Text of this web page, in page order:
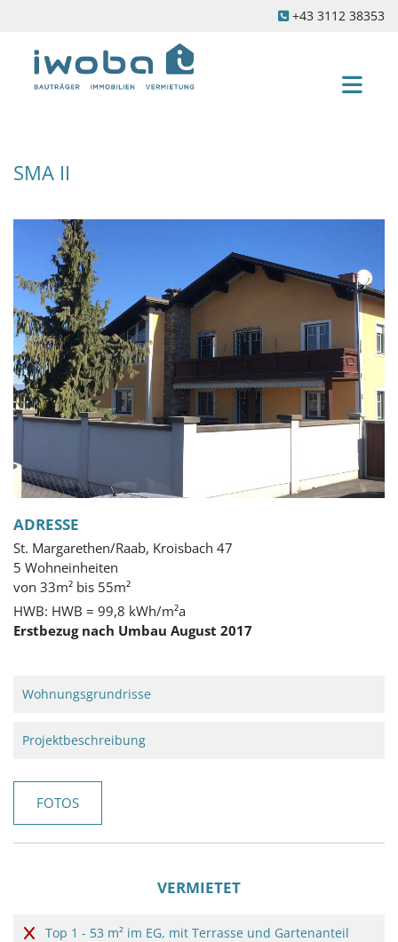
 +43 3112 38353
SMA II
ADRESSE
St. Margarethen/Raab, Kroisbach 47
5 Wohneinheiten
von 33m² bis 55m²
HWB: HWB = 99,8 kWh/m²a
Erstbezug nach Umbau August 2017
Wohnungsgrundrisse
Projektbeschreibung
FOTOS
VERMIETET
Top 1 - 53 m² im EG, mit Terrasse und Gartenanteil